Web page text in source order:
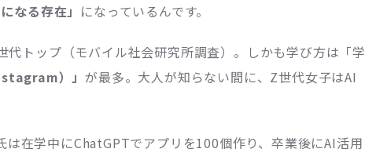
なる存在」 になっているんです。
代トップ（モバイル社会研究所調査）。しかも学び方は「学
）」が最多。大人が知らない間に、Z世代女子はAI
は在学中にChatGPTでアプリを100個作り、卒業後にAI活用